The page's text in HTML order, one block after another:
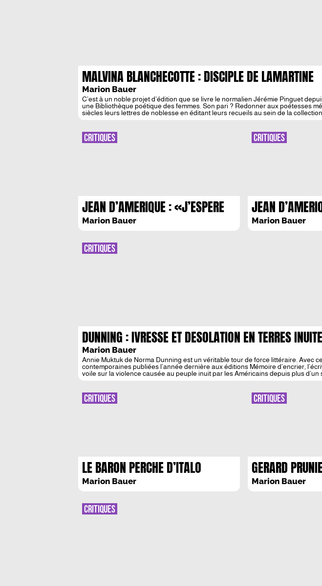
MALVINA BLANCHECOTTE : DISCIPLE DE LAMARTINE
Marion Bauer
C’est à un noble projet d’édition que se livre le normalien Jérémie Pinguet
une Bibliothèque poétique des femmes. Son pari ? Redonner aux poétesses
siècles leurs lettres de noblesse en éditant leurs recueils au sein de la collection
JEAN D’AMERIQUE : «J’ESPERE
ECRIRE COMME SI JE DONNAIS
REVE »
Marion Bauer
CRITIQUES
JEAN
CRIBLE DE
Marion Bauer
CRITIQUES
DUNNING : IVRESSE ET DESOLATION EN TERRES
Marion Bauer
Annie Muktuk de Norma Dunning est un véritable tour de force littéraire. Avec
contemporaines publiées l’année dernière aux éditions Mémoire d’encrier,
voile sur la violence causée au peuple inuit par les Américains depuis plus d’un
CRITIQUES
LE BARON PERCHE D’ITALO
CALVINO
Marion Bauer
CRITIQUES
GERARD
DEVOILEE
Marion Bauer
CRITIQUES
CRITIQUES